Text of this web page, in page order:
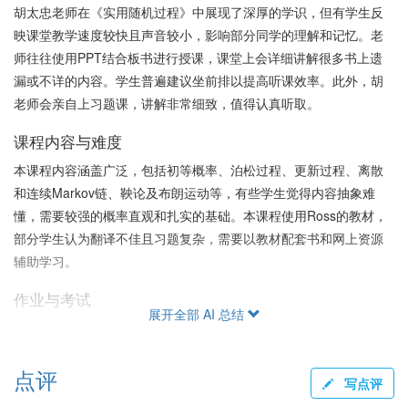
胡太忠老师在《实用随机过程》中展现了深厚的学识，但有学生反
映课堂教学速度较快且声音较小，影响部分同学的理解和记忆。老
师往往使用PPT结合板书进行授课，课堂上会详细讲解很多书上遗
漏或不详的内容。学生普遍建议坐前排以提高听课效率。此外，胡
老师会亲自上习题课，讲解非常细致，值得认真听取。
课程内容与难度
本课程内容涵盖广泛，包括初等概率、泊松过程、更新过程、离散
和连续Markov链、鞅论及布朗运动等，有些学生觉得内容抽象难
懂，需要较强的概率直观和扎实的基础。本课程使用Ross的教材，
部分学生认为翻译不佳且习题复杂，需要以教材配套书和网上资源
辅助学习。
作业与考试
察最基本的知识，并常考类似的题型，如更新过程的应用，并不追
求难度。胡老师强调理解而非死记硬背，考前提供复习指引，总题
展开全部 AI 总结
点评 写点评